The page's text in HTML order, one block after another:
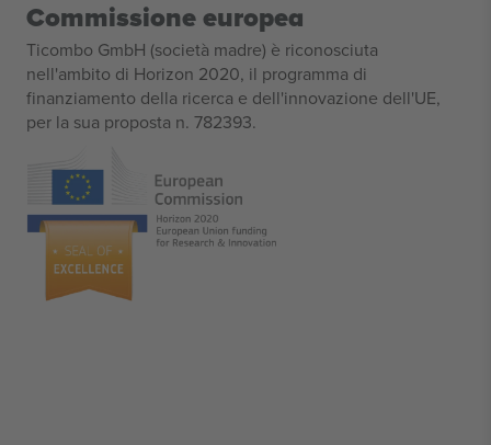
Commissione europea
Ticombo GmbH (società madre) è riconosciuta
nell'ambito di Horizon 2020, il programma di
finanziamento della ricerca e dell'innovazione dell'UE,
per la sua proposta n. 782393.